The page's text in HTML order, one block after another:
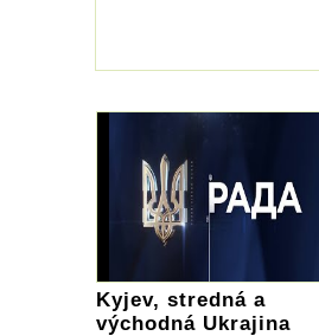
Kyjev, stredná a
východná Ukrajina